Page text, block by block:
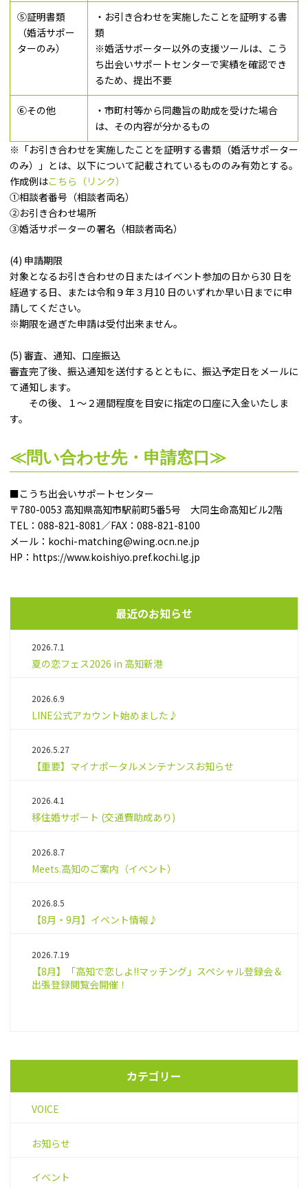
⑤証明書類
（婚活サポー
ターのみ）
・お引き合わせを実施したことを証明する書
類
※婚活サポーター以外の支援ツールは、こう
ち出会いサポートセンターで実績を確認でき
るため、提出不要
⑥その他
・市町村等から同趣旨の助成を受けた場合
は、その内容が分かるもの
※「お引き合わせを実施したことを証明する書類（婚活サポーター
のみ）」とは、以下について記載されているもののみ有効とする。
作成例はこちら（リンク）
①相談者番号（相談者両名）
②お引き合わせ場所
③婚活サポーターの署名（相談者両名）
(4) 申請期限
対象となるお引き合わせの日またはイベント参加の日から30 日を
経過する日、または令和９年３月10 日のいずれか早い日までに申
請してください。
※期限を過ぎた申請は受付出来ません。
(5) 審査、通知、口座振込
審査完了後、振込通知を送付するとともに、振込予定日をメールに
て通知します。
その後、１～２週間程度を目安に指定の口座に入金いたしま
す。
≪問い合わせ先・申請窓口≫
■こうち出会いサポートセンター
〒780-0053 高知県高知市駅前町5番5号 大同生命高知ビル2階
TEL：088-821-8081／FAX：088-821-8100
メール：kochi-matching@wing.ocn.ne.jp
HP：https://www.koishiyo.pref.kochi.lg.jp
最近のお知らせ
2026.7.1
夏の恋フェス2026 in 高知新港
2026.6.9
LINE公式アカウント始めました♪
2026.5.27
【重要】マイナポータルメンテナンスお知らせ
2026.4.1
移住婚サポート (交通費助成あり)
2026.8.7
Meets.高知のご案内（イベント）
2026.8.5
【8月・9月】イベント情報♪
2026.7.19
【8月】「高知で恋しよ!!マッチング」スペシャル登録会＆
出張登録閲覧会開催！
カテゴリー
VOICE
お知らせ
イベント